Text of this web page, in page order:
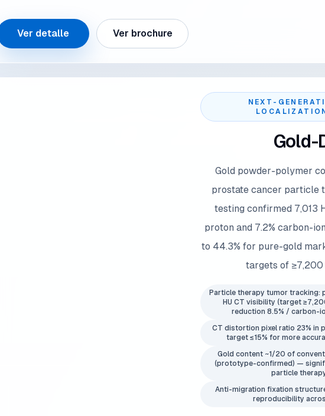
Ver detalle Ver brochure
NEXT-
Gold-
Gold powder-polymer
prostate cancer
testing confirmed 7,013
proton and 7.2% carbon-
to 44.3% for pure-gold
targets of ≥7,200
Particle therapy tumor tracking:
HU CT visibility (target
reduction 8.5% / carbon-
CT distortion pixel ratio 23%
target ≤15% for more
Gold content ~1/20 of
(prototype-confirmed) —
particle
Anti-migration fixation
reproducibility